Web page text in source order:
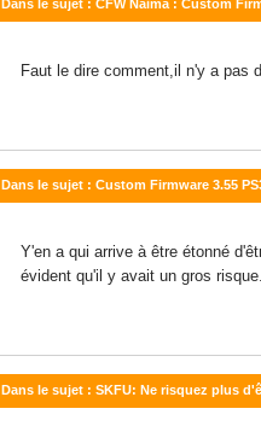
Dans le sujet : CFW Naima : Custom
Faut le dire comment,il n'y a pas
Dans le sujet : Custom Firmware 3.55
Y'en a qui arrive à être étonné
évident qu'il y avait un gros
Dans le sujet : SKFU: Ne risquez plus